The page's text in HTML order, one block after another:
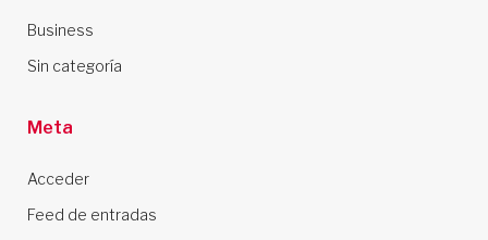
Business
Sin categoría
Meta
Acceder
Feed de entradas